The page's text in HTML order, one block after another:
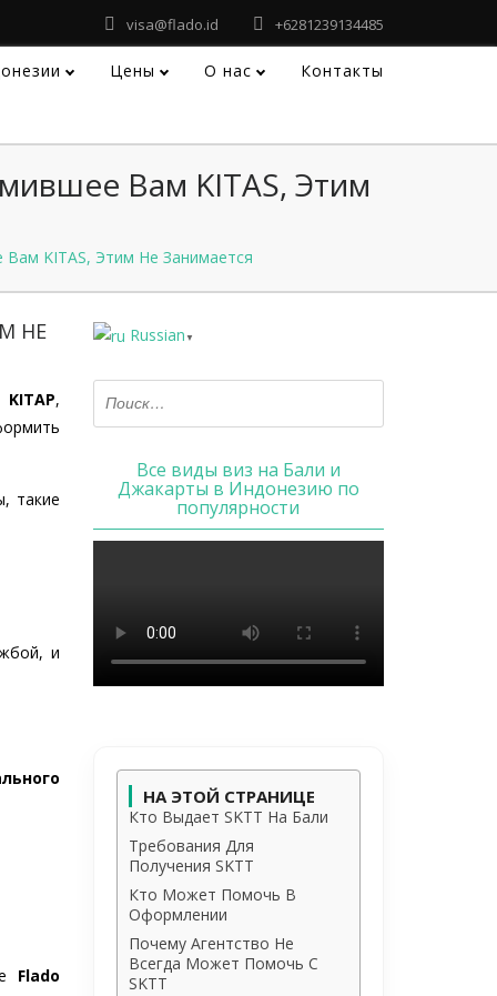
visa@flado.id +6281239134485
Цены О нас Контакты
Вам KITAS, Этим
KITAS, Этим Не Занимается
НЕ
KITAP,
такие
и
Flado
Russian ▼
Все виды виз на Бали и
Джакарты в Индонезию по
популярности
НА ЭТОЙ СТРАНИЦЕ
Кто Выдает SKTT На Бали
Требования Для
Получения SKTT
Кто Может Помочь В
Оформлении
Почему Агентство Не
Всегда Может Помочь С
SKTT